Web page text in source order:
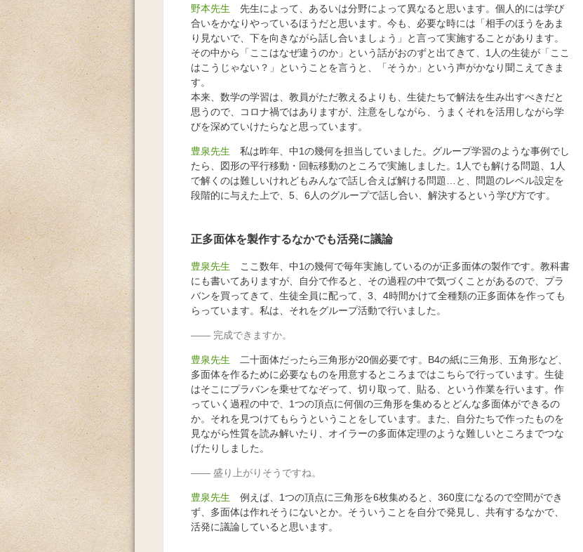
野本先生 先生によって、あるいは分野によって異なると思います。個人的には学び
合いをかなりやっているほうだと思います。今も、必要な時には「相手のほうをあま
り見ないで、下を向きながら話し合いましょう」と言って実施することがあります。
その中から「ここはなぜ違うのか」という話がおのずと出てきて、1人の生徒が「ここ
はこうじゃない？」ということを言うと、「そうか」という声がかなり聞こえてきま
す。
本来、数学の学習は、教員がただ教えるよりも、生徒たちで解法を生み出すべきだと
思うので、コロナ禍ではありますが、注意をしながら、うまくそれを活用しながら学
びを深めていけたらなと思っています。
豊泉先生 私は昨年、中1の幾何を担当していました。グループ学習のような事例でし
たら、図形の平行移動・回転移動のところで実施しました。1人でも解ける問題、1人
で解くのは難しいけれどもみんなで話し合えば解ける問題…と、問題のレベル設定を
段階的に与えた上で、5、6人のグループで話し合い、解決するという学び方です。
正多面体を製作するなかでも活発に議論
豊泉先生 ここ数年、中1の幾何で毎年実施しているのが正多面体の製作です。教科書
にも書いてありますが、自分で作ると、その過程の中で気づくことがあるので、プラ
バンを買ってきて、生徒全員に配って、3、4時間かけて全種類の正多面体を作っても
らっています。私は、それをグループ活動で行いました。
完成できますか。
豊泉先生 二十面体だったら三角形が20個必要です。B4の紙に三角形、五角形など、
多面体を作るために必要なものを用意するところまではこちらで行っています。生徒
はそこにプラバンを乗せてなぞって、切り取って、貼る、という作業を行います。作
っていく過程の中で、1つの頂点に何個の三角形を集めるとどんな多面体ができるの
か。それを見つけてもらうということをしています。また、自分たちで作ったものを
見ながら性質を読み解いたり、オイラーの多面体定理のような難しいところまでつな
げたりしました。
盛り上がりそうですね。
豊泉先生 例えば、1つの頂点に三角形を6枚集めると、360度になるので空間ができ
ず、多面体は作れそうにないとか。そういうことを自分で発見し、共有するなかで、
活発に議論していると思います。